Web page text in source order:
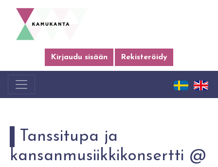
Kirjaudu sisään Rekisteröidy
Tanssitupa ja
kansanmusiikkikonsertti @